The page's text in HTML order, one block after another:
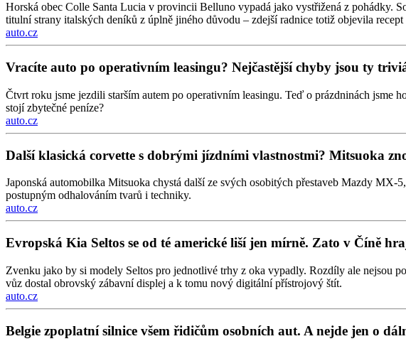
Horská obec Colle Santa Lucia v provincii Belluno vypadá jako vystřižená z pohádky.
titulní strany italských deníků z úplně jiného důvodu – zdejší radnice totiž objevila recept
auto.cz
Vracíte auto po operativním leasingu? Nejčastější chyby jsou ty
Čtvrt roku jsme jezdili starším autem po operativním leasingu. Teď o prázdninách jsme
stojí zbytečné peníze?
auto.cz
Další klasická corvette s dobrými jízdními vlastnostmi? Mitsuoka
Japonská automobilka Mitsuoka chystá další ze svých osobitých přestaveb Mazdy
postupným odhalováním tvarů i techniky.
auto.cz
Evropská Kia Seltos se od té americké liší jen mírně. Zato v Číně
Zvenku jako by si modely Seltos pro jednotlivé trhy z oka vypadly. Rozdíly ale nejsou
vůz dostal obrovský zábavní displej a k tomu nový digitální přístrojový štít.
auto.cz
Belgie zpoplatní silnice všem řidičům osobních aut. A nejde jen o